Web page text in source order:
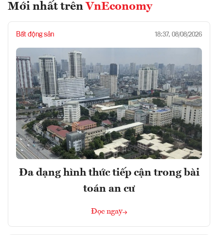
Mới nhất trên VnEconomy
Bất động sản 18:37, 08/08/2026
Đa dạng hình thức tiếp cận trong bài
toán an cư
Đọc ngay